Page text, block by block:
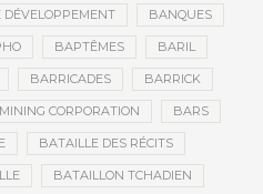
BANQUES
BAPTÊMES BARIL
BARRICADES BARRICK
CORPORATION BARS
BATAILLE DES RÉCITS
BATAILLON TCHADIEN